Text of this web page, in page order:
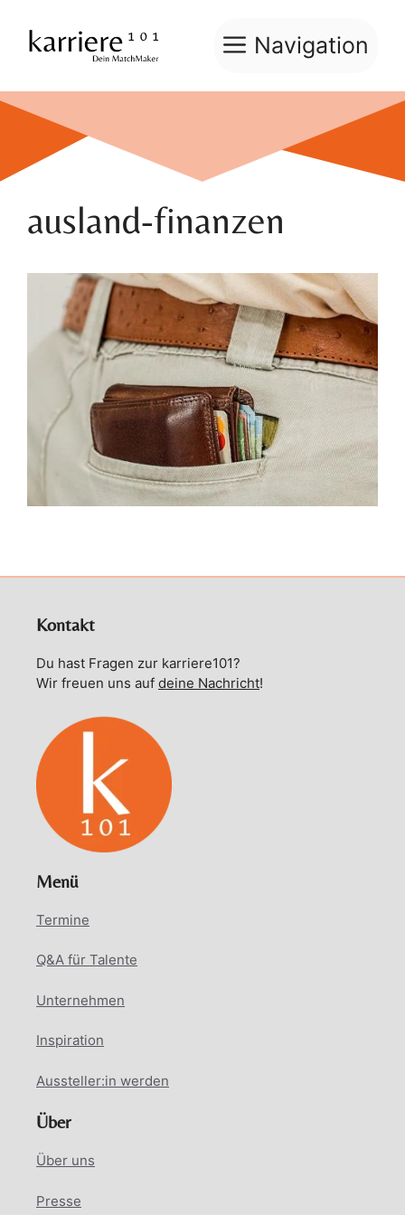
Inhalt
springen
Navigation
ausland-finanzen
Kontakt
Du hast Fragen zur karriere101?
Wir freuen uns auf deine Nachricht!
Menü
Termine
Q&A für Talente
Unternehmen
Inspiration
Aussteller:in werden
Über
Über uns
Presse